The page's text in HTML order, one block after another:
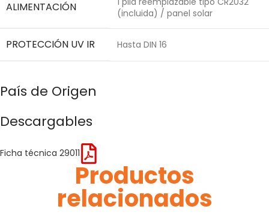
ALIMENTACIÓN
(incluida) / panel solar
PROTECCIÓN UV IR Hasta DIN 16
País de Origen
Descargables
Ficha técnica 29011
Productos
relacionados